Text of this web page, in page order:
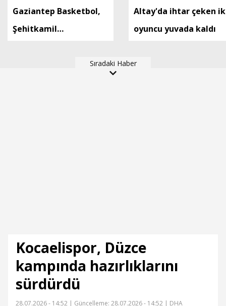
Gaziantep Basketbol,
Şehitkamil
Altay'da ihtar çeken
oyuncu yuvada kaldı
Sıradaki Haber
Kocaelispor, Düzce
kampında hazırlıklarını
sürdürdü
28.07.2026 - 14:52 | Güncelleme: 28.07.2026 - 14:52 | DHA